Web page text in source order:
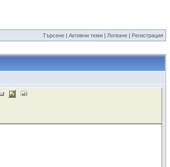
Търсене | Активни теми | Логване | Регистрация